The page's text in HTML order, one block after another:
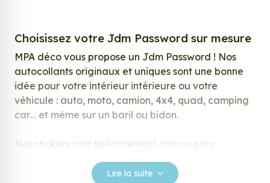
Choisissez votre Jdm Password sur mesure
MPA déco vous propose un Jdm Password ! Nos
autocollants originaux et uniques sont une bonne
idée pour votre intérieur intérieure ou votre
véhicule : auto, moto, camion, 4x4, quad, camping
car… et même sur un baril ou bidon.
Nos stickers sont spécialement conçus pour
notre large gamme de stickers.
Lire la suite